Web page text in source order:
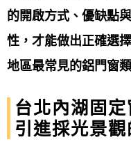
窗、格子窗、推射窗
通風門、淋浴拉門）
璃屋 、雨遮、花架）等
依據氣密性、隔音性
設計等需求來挑選適
的開啟方式、優缺點
性，才能做出正確選
地區最常見的鋁門窗
台北內湖固
引進採光景